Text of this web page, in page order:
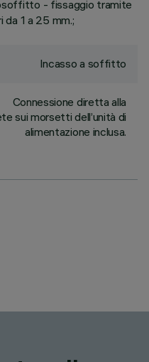
- fissaggio tramite
da 1 a 25 mm.;
Incasso a soffitto
Connessione diretta alla
sui morsetti dell’unità di
alimentazione inclusa.